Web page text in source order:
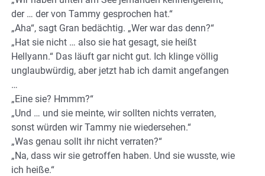
der … der von Tammy gesprochen hat.“
„Aha“, sagt Gran bedächtig. „Wer war das denn?“
„Hat sie nicht … also sie hat gesagt, sie heißt
Hellyann.“ Das läuft gar nicht gut. Ich klinge völlig
unglaubwürdig, aber jetzt hab ich damit angefangen
…
„Eine sie? Hmmm?“
„Und … und sie meinte, wir sollten nichts verraten,
sonst würden wir Tammy nie wiedersehen.“
„Was genau sollt ihr nicht verraten?“
„Na, dass wir sie getroffen haben. Und sie wusste, wie
ich heiße.“